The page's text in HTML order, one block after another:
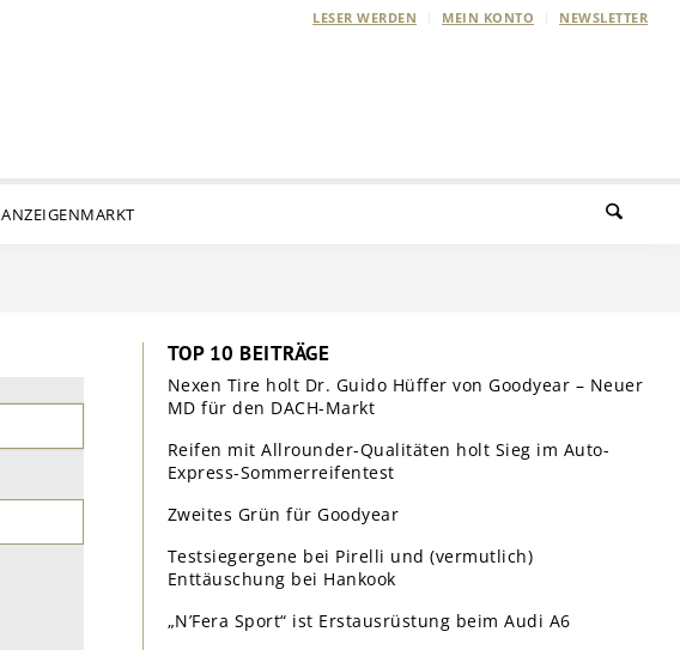
LESER WERDEN MEIN KONTO NEWSLETTER
ANZEIGENMARKT
TOP 10 BEITRÄGE
Nexen Tire holt Dr. Guido Hüffer von Goodyear – Neuer
MD für den DACH-Markt
Reifen mit Allrounder-Qualitäten holt Sieg im Auto-
Express-Sommerreifentest
Zweites Grün für Goodyear
Testsiegergene bei Pirelli und (vermutlich)
Enttäuschung bei Hankook
„N’Fera Sport“ ist Erstausrüstung beim Audi A6